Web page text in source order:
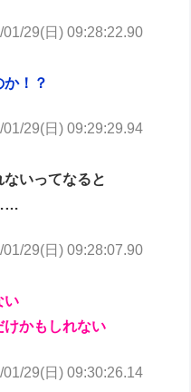
01/29(日) 09:28:22.90
！？
01/29(日) 09:29:29.94
いってなると
01/29(日) 09:28:07.90
い
かもしれない
01/29(日) 09:30:26.14